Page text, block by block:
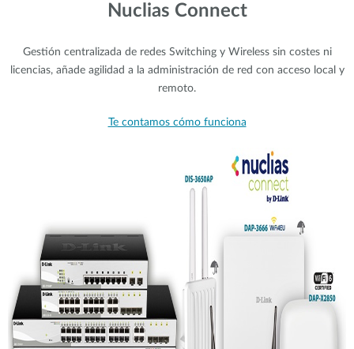
Nuclias Connect
Gestión centralizada de redes Switching y Wireless sin costes ni
licencias, añade agilidad a la administración de red con acceso local y
remoto.
Te contamos cómo funciona